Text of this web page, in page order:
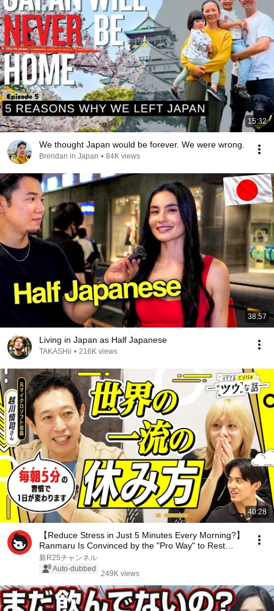
15:32
We thought Japan would be forever. We were wrong.
Brendan in Japan • 84K views
38:57
Living in Japan as Half Japanese
TAKASHii • 216K views
40:28
【Reduce Stress in Just 5 Minutes Every Morning?】
Ranmaru Is Convinced by the "Pro Way" to Rest
Pra...
新R25チャンネル
Auto-dubbed
249K views